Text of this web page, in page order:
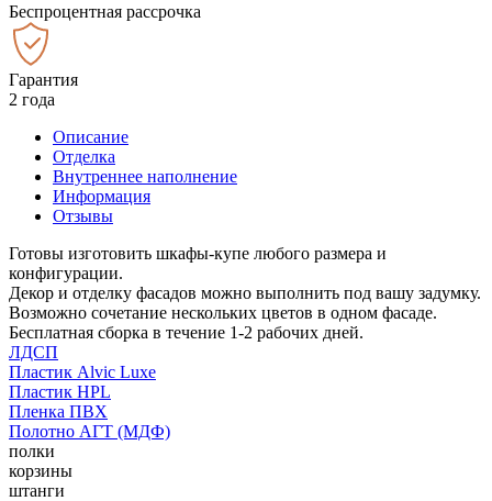
Беспроцентная рассрочка
Гарантия
2 года
Описание
Отделка
Внутреннее наполнение
Информация
Отзывы
Готовы изготовить шкафы-купе любого размера и
конфигурации.
Декор и отделку фасадов можно выполнить под вашу задумку.
Возможно сочетание нескольких цветов в одном фасаде.
Бесплатная сборка в течение 1-2 рабочих дней.
ЛДСП
Пластик Alvic Luxe
Пластик HPL
Пленка ПВХ
Полотно АГТ (МДФ)
полки
корзины
штанги